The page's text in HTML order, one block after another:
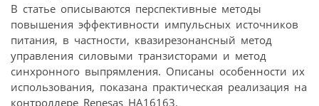
В статье описываются перспективные методы
повышения эффективности импульсных источников
питания, в частности, квазирезонансный метод
управления силовыми транзисторами и метод
синхронного выпрямления. Описаны особенности их
использования, показана практическая реализация на
контроллере Renesas HA16163.